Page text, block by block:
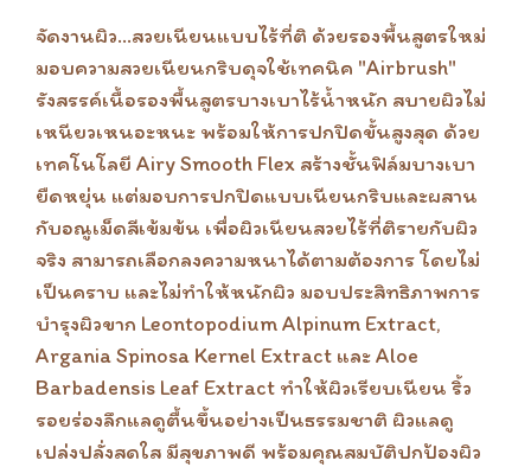
จัดงานผิว...สวยเนียนแบบไร้ที่ติ ด้วยรองพื้นสูตรใหม่
มอบความสวยเนียนกริบดุจใช้เทคนิค "Airbrush"
รังสรรค์เนื้อรองพื้นสูตรบางเบาไร้น้ำหนัก สบายผิวไม่
เหนียวเหนอะหนะ พร้อมให้การปกปิดขั้นสูงสุด ด้วย
เทคโนโลยี Airy Smooth Flex สร้างชั้นฟิล์มบางเบา
ยืดหยุ่น แต่มอบการปกปิดแบบเนียนกริบและผสาน
กับอณูเม็ดสีเข้มข้น เพื่อผิวเนียนสวยไร้ที่ติรายกับผิว
จริง สามารถเลือกลงความหนาได้ตามต้องการ โดยไม่
เป็นคราบ และไม่ทำให้หนักผิว มอบประสิทธิภาพการ
บำรุงผิวขาก Leontopodium Alpinum Extract,
Argania Spinosa Kernel Extract และ Aloe
Barbadensis Leaf Extract ทำให้ผิวเรียบเนียน ริ้ว
รอยร่องลึกแลดูตื้นขึ้นอย่างเป็นธรรมชาติ ผิวแลดู
เปล่งปลั่งสดใส มีสุขภาพดี พร้อมคุณสมบัติปกป้องผิว